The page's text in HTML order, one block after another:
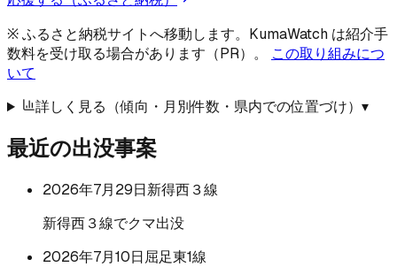
※ ふるさと納税サイトへ移動します。KumaWatch は紹介手
数料を受け取る場合があります（PR）。
この取り組みにつ
いて
詳しく見る（傾向・月別件数・県内での位置づけ） ▾
最近の出没事案
2026年7月29日新得西３線
新得西３線でクマ出没
2026年7月10日屈足東1線